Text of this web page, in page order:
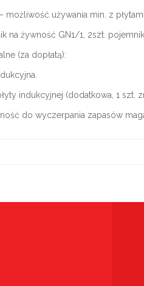
możliwość używania min. z
na żywność GN1/1, 2szt.
(za dopłatą):
indukcyjnej (dodatkowa, 1 szt.
do wyczerpania zapasów